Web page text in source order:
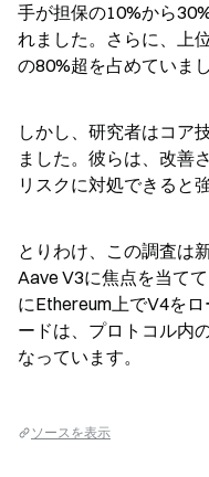
手が担保の10%から
れました。さらに、上
の80%超を占めていまし
しかし、研究者はコア
ました。彼らは、改善
リスクに対処できると
とりわけ、この調査は
Aave V3に焦点を当て
にEthereum上でV4を
ードは、プロトコル内
なっています。
ソースを表示